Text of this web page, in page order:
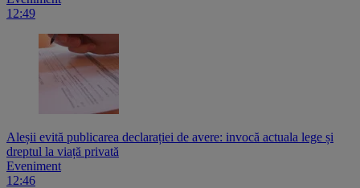
12:49
Aleșii evită publicarea declarației de avere: invocă actuala lege și
dreptul la viață privată
Eveniment
12:46